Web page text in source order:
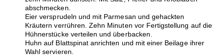
abschmecken.
Eier versprudeln und mit Parmesan und gehackten
Kräutern verrühren. Zehn Minuten vor Fertigstellung auf die
Hühnerstücke verteilen und überbacken.
Huhn auf Blattspinat anrichten und mit einer Beilage ihrer
Wahl servieren.